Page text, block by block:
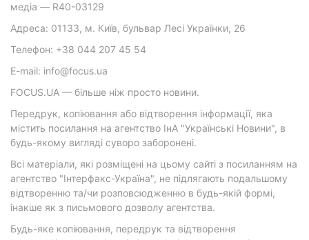
медіа — R40-03129
Адреса: 01133, м. Київ, бульвар Лесі Українки, 26
Телефон: +38 044 207 45 54
E-mail: info@focus.ua
FOCUS.UA — більше ніж просто новини.
Передрук, копіювання або відтворення інформації, яка
містить посилання на агентство ІнА "Українські Новини", в
будь-якому вигляді суворо заборонені.
Всі матеріали, які розміщені на цьому сайті з посиланням на
агентство "Інтерфакс-Україна", не підлягають подальшому
відтворенню та/чи розповсюдженню в будь-якій формі,
інакше як з письмового дозволу агентства.
Будь-яке копіювання, передрук та відтворення